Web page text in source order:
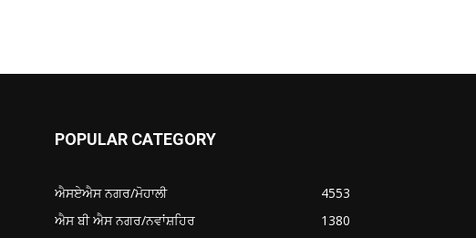
POPULAR CATEGORY
ਐਸਏਐਸ ਨਗਰ/ਮੋਹਾਲੀ
4553
ਐਸ ਬੀ ਐਸ ਨਗਰ/ਨਵਾਂਸ਼ਹਿਰ
1380